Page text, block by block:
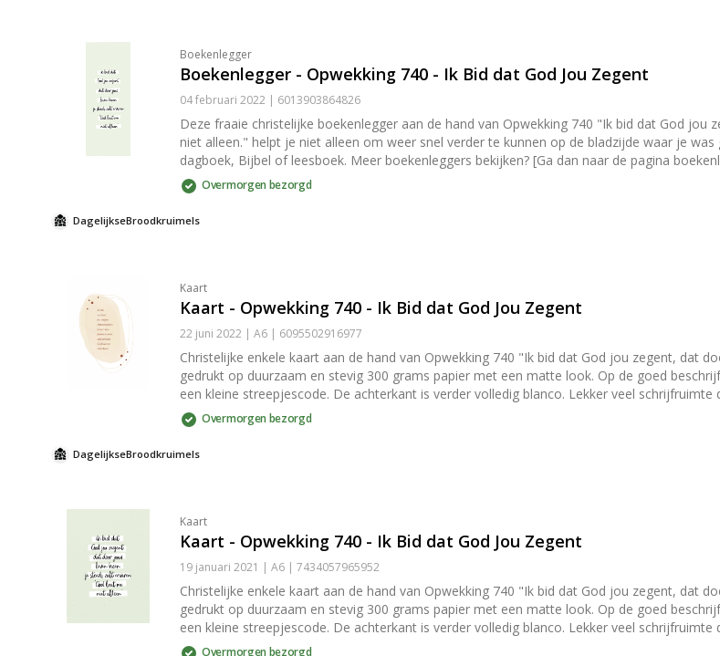
Boekenlegger
Boekenlegger - Opwekking 740 - Ik Bid dat God Jou Zegent
04 februari 2022 | 6013903864826
Deze fraaie christelijke boekenlegger aan de hand van Opwekking 740 "Ik bid dat God
niet alleen." helpt je niet alleen om weer snel verder te kunnen op de bladzijde waar je
dagboek, Bijbel of leesboek. Meer boekenleggers bekijken? [Ga dan naar de pagina
cadeau samen met een [boek](/producten/christelijke-boeken) of [Bijbel](/producten/bijbels).
Overmorgen bezorgd
DagelijkseBroodkruimels
Kaart
Kaart - Opwekking 740 - Ik Bid dat God Jou Zegent
22 juni 2022 | A6 | 6095502916977
Christelijke enkele kaart aan de hand van Opwekking 740 "Ik bid dat God jou zegent, dat
gedrukt op duurzaam en stevig 300 grams papier met een matte look. Op de goed beschrijfbare achterkant van de kaart staat het logo van DagelijkseBroodkruimels en
een kleine streepjescode. De achterkant is verder volledig blanco. Lekker veel schrijfruimte dus. Het papierformaat van de kaart is A6 (afmetingen 14,8 cm ×
0,1 cm). De kaart wordt geleverd met een passende geribbelde kraft envelop met
worden om de envelop dicht te plakken. Tip: Kaarten zijn niet alleen leuk om te versturen, maar ook om thuis in je interieur te zetten. Het papier is stevig genoeg om de
kaarten zonder hulpmiddelen tegen een wand of ander voorwerp te laten staan. Toch
Overmorgen bezorgd
DagelijkseBroodkruimels
Kaart
Kaart - Opwekking 740 - Ik Bid dat God Jou Zegent
19 januari 2021 | A6 | 7434057965952
Christelijke enkele kaart aan de hand van Opwekking 740 "Ik bid dat God jou zegent, dat
gedrukt op duurzaam en stevig 300 grams papier met een matte look. Op de goed beschrijfbare achterkant van de kaart staat het logo van DagelijkseBroodkruimels en
een kleine streepjescode. De achterkant is verder volledig blanco. Lekker veel schrijfruimte dus. Het papierformaat van de kaart is A6 (afmetingen 14,8 cm ×
0,1 cm). De kaart wordt geleverd met een passende geribbelde kraft envelop met
Overmorgen bezorgd